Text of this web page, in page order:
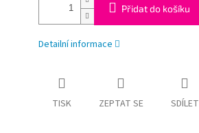
Přidat do košíku
Detailní informace
TISK ZEPTAT SE SDÍLET